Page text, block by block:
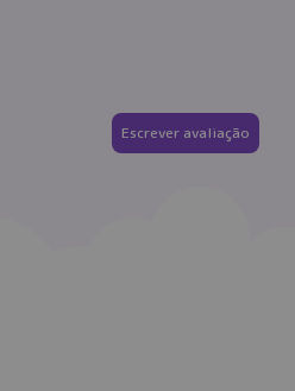
Escrever avaliação